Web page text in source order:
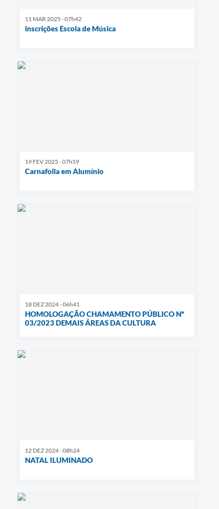
11 MAR 2025 - 07h42
inscrições Escola de Música
19 FEV 2025 - 07h59
Carnafolia em Alumínio
18 DEZ 2024 - 06h41
HOMOLOGAÇÃO CHAMAMENTO PÚBLICO Nº
03/2023 DEMAIS ÁREAS DA CULTURA
12 DEZ 2024 - 08h24
NATAL ILUMINADO